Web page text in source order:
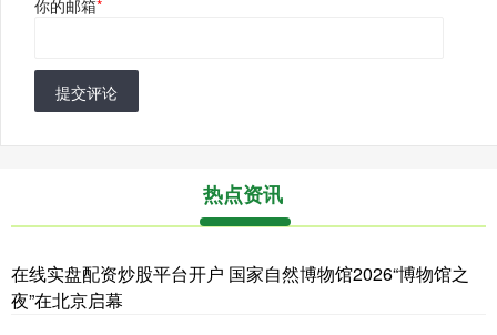
你的邮箱*
提交评论
热点资讯
在线实盘配资炒股平台开户 国家自然博物馆2026“博物馆之
夜”在北京启幕